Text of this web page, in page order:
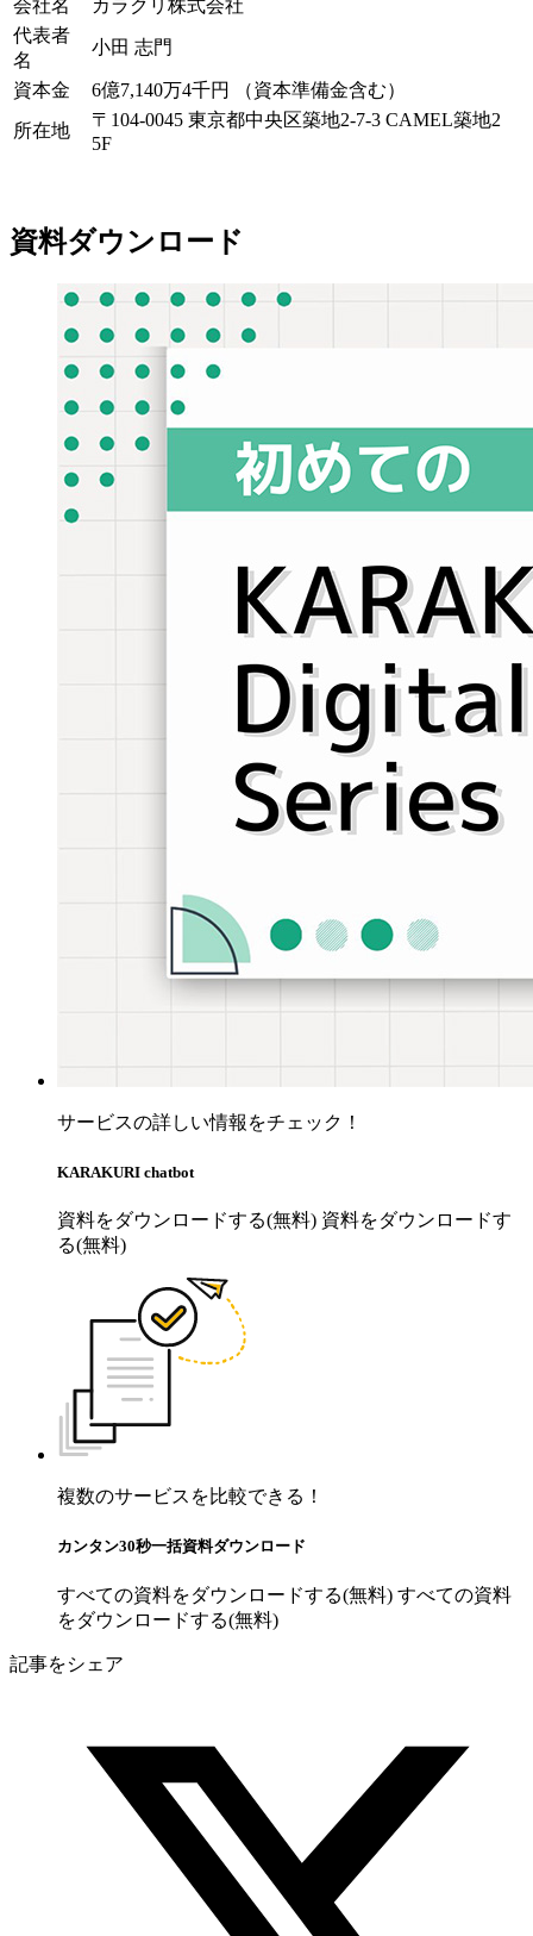
会社名
カラクリ株式会社
代表者
名
小田 志門
資本金
6億7,140万4千円 （資本準備金含む）
所在地
〒104-0045 東京都中央区築地2-7-3 CAMEL築地2
5F
資料ダウンロード
サービスの詳しい情報をチェック！
KARAKURI chatbot
資料をダウンロードする(無料) 資料をダウンロードす
る(無料)
複数のサービスを比較できる！
カンタン30秒一括資料ダウンロード
すべての資料をダウンロードする(無料) すべての資料
をダウンロードする(無料)
記事をシェア